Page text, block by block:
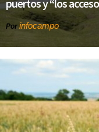
puertos y “los
Por infocampo